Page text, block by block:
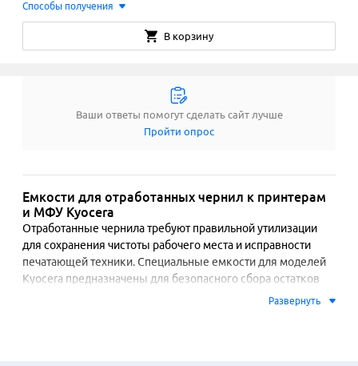
Способы получения
В корзину
Ваши ответы помогут сделать сайт лучше
Пройти опрос
Емкости для отработанных чернил к принтерам
и МФУ Kyocera
Отработанные чернила требуют правильной утилизации
для сохранения чистоты рабочего места и исправности
печатающей техники. Специальные емкости для моделей
Kyocera предназначены для безопасного сбора остатков
чернил, образующихся в процессе технического Развернуть